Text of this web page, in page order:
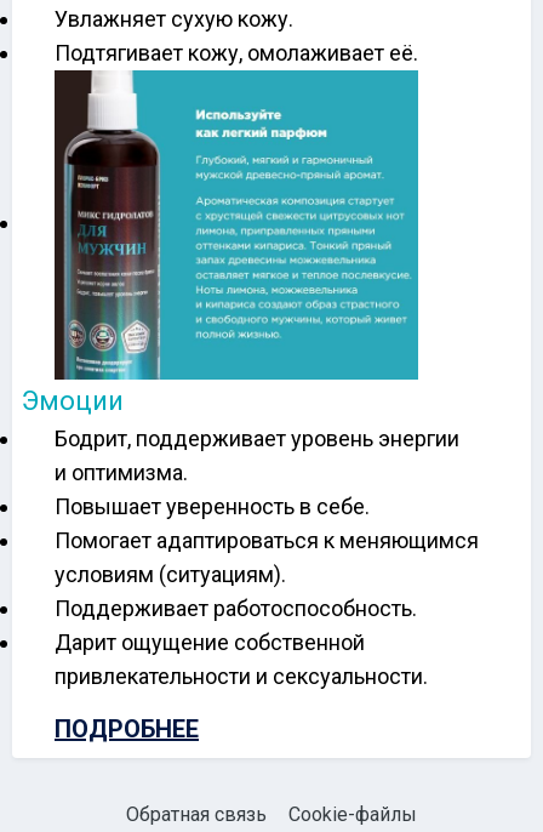
Увлажняет сухую кожу.
Подтягивает кожу, омолаживает её.
Эмоции
Бодрит, поддерживает уровень энергии
и оптимизма.
Повышает уверенность в себе.
Помогает адаптироваться к меняющимся
условиям (ситуациям).
Поддерживает работоспособность.
Дарит ощущение собственной
привлекательности и сексуальности.
ПОДРОБНЕЕ
Обратная связь Cookie-файлы